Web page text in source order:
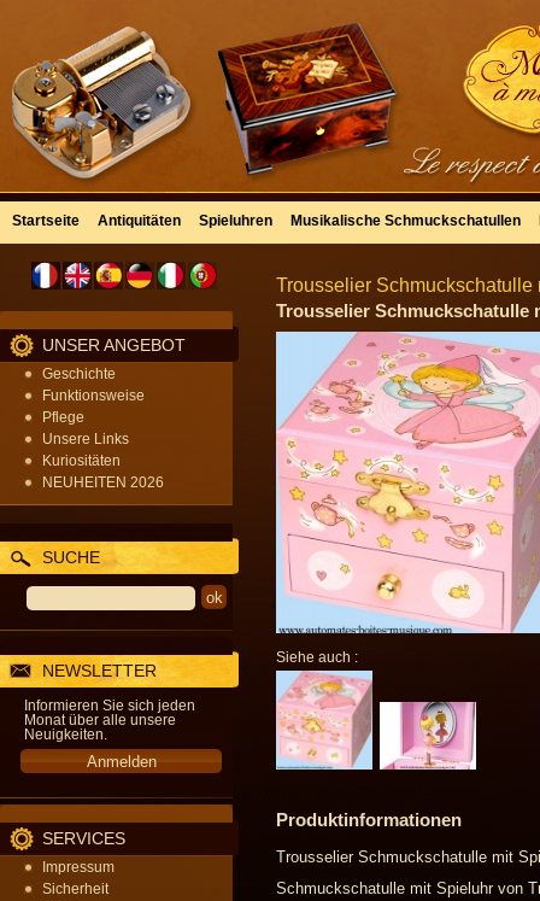
Startseite Antiquitäten Spieluhren Musikalische Schmuckschatullen
UNSER ANGEBOT
Geschichte
Funktionsweise
Pflege
Unsere Links
Kuriositäten
NEUHEITEN 2026
SUCHE
NEWSLETTER
Informieren Sie sich jeden
Monat über alle unsere
Neuigkeiten.
SERVICES
Impressum
Sicherheit
Trousselier
Trousselier Schmuckschatulle
Siehe auch :
Produktinformationen
Trousselier Schmuckschatulle mit
Schmuckschatulle mit Spieluhr von